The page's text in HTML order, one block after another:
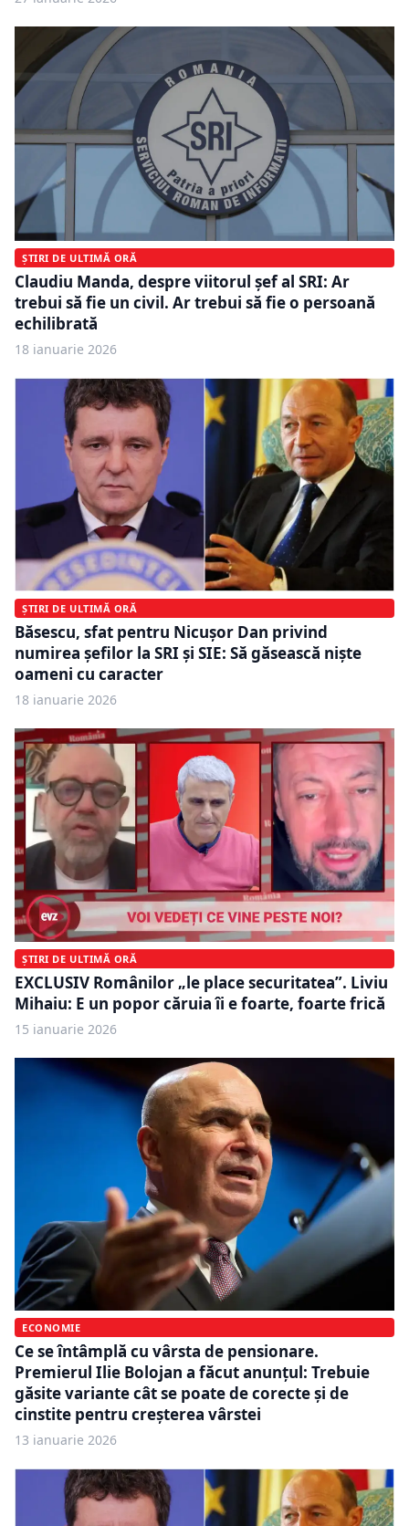
ȘTIRI DE ULTIMĂ ORĂ
Claudiu Manda, despre viitorul șef al SRI: Ar
trebui să fie un civil. Ar trebui să fie o persoană
echilibrată
18 ianuarie 2026
ȘTIRI DE ULTIMĂ ORĂ
Băsescu, sfat pentru Nicuşor Dan privind
numirea şefilor la SRI şi SIE: Să găsească nişte
oameni cu caracter
18 ianuarie 2026
ȘTIRI DE ULTIMĂ ORĂ
EXCLUSIV Românilor „le place securitatea”. Liviu
Mihaiu: E un popor căruia îi e foarte, foarte frică
15 ianuarie 2026
ECONOMIE
Ce se întâmplă cu vârsta de pensionare.
Premierul Ilie Bolojan a făcut anunțul: Trebuie
găsite variante cât se poate de corecte și de
cinstite pentru creșterea vârstei
13 ianuarie 2026